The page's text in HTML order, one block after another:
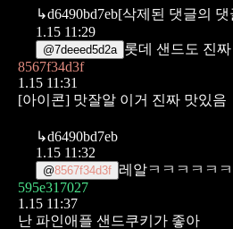
↳d6490bd7eb[삭제된 댓글의
1.15 11:29
@7deeed5d2a 롯데 샌드도 진
8567f34d3f
1.15 11:31
[아이콘] 맛잘알 이거 진짜 맛있음
↳d6490bd7eb
1.15 11:32
@8567f34d3f 레알ㅋㅋㅋㅋㅋ
595e317027
1.15 11:37
난 파인애플 샌드쿠키가 좋아